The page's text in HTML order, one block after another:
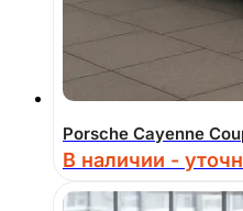
Porsche Cayenne
В наличии -